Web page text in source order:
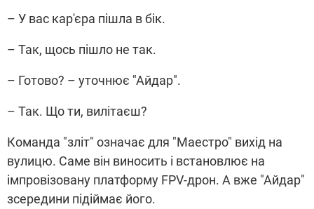
– У вас кар'єра пішла в бік.
– Так, щось пішло не так.
– Готово? – уточнює "Айдар".
– Так. Що ти, вилітаєш?
Команда "зліт" означає для "Маестро" вихід на
вулицю. Саме він виносить і встановлює на
імпровізовану платформу FPV-дрон. А вже "Айдар"
зсередини підіймає його.